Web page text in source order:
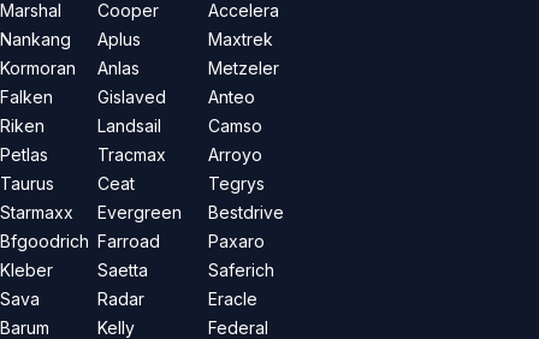
Marshal
Nankang
Kormoran
Falken
Riken
Petlas
Taurus
Starmaxx
Bfgoodrich
Kleber
Sava
Barum
Cooper
Aplus
Anlas
Gislaved
Landsail
Tracmax
Ceat
Evergreen
Farroad
Saetta
Radar
Kelly
Accelera
Maxtrek
Metzeler
Anteo
Camso
Arroyo
Tegrys
Bestdrive
Paxaro
Saferich
Eracle
Federal